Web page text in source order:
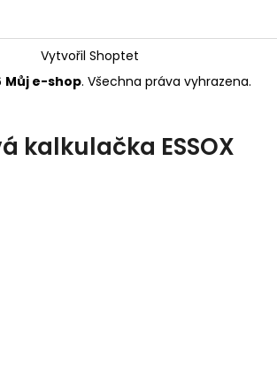
Vytvořil Shoptet
Můj e-shop. Všechna práva vyhrazena.
kalkulačka ESSOX